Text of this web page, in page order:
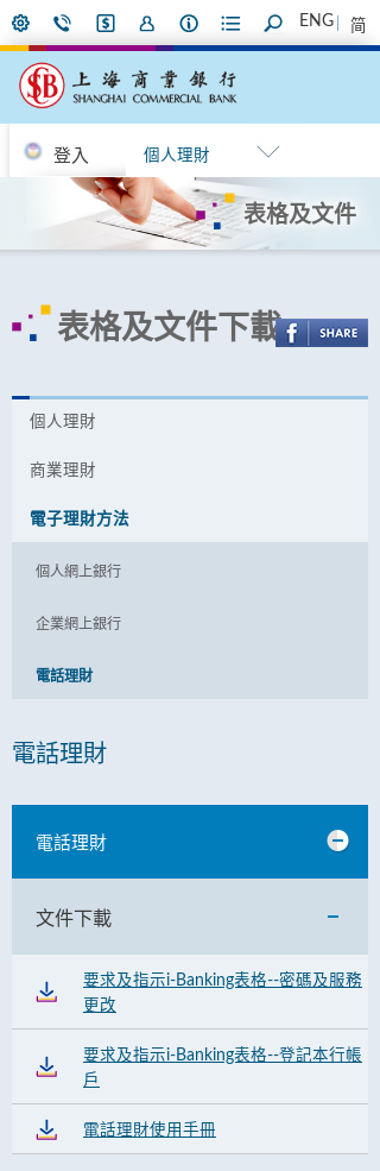
ENG 简
登入 個人理財
表格及文件
表格及文件下載
個人理財
商業理財
電子理財方法
個人網上銀行
企業網上銀行
電話理財
電話理財
電話理財
文件下載
要求及指示i-Banking表格--密碼及服務
更改
要求及指示i-Banking表格--登記本行帳
戶
電話理財使用手冊